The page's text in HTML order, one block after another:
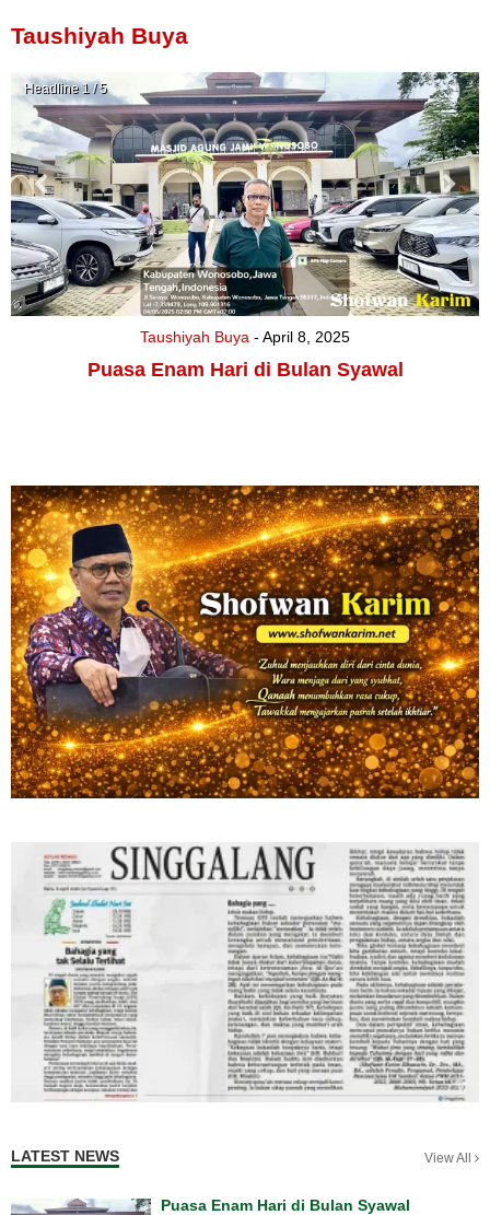
Taushiyah Buya
Headline 1 / 5
Taushiyah Buya - April 8, 2025
Puasa Enam Hari di Bulan Syawal
LATEST NEWS View All
Puasa Enam Hari di Bulan Syawal